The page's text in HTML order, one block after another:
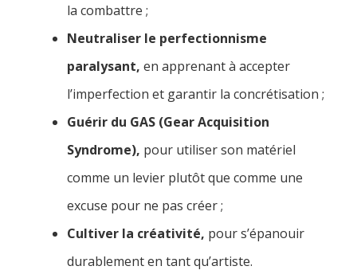
la combattre ;
Neutraliser le perfectionnisme
paralysant, en apprenant à accepter
l’imperfection et garantir la concrétisation ;
Guérir du GAS (Gear Acquisition
Syndrome), pour utiliser son matériel
comme un levier plutôt que comme une
excuse pour ne pas créer ;
Cultiver la créativité, pour s’épanouir
durablement en tant qu’artiste.